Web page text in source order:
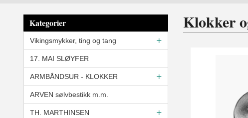
Kategorier
Vikingsmykker, ting og tang
17. MAI SLØYFER
ARMBÅNDSUR - KLOKKER
ARVEN sølvbestikk m.m.
TH. MARTHINSEN
Klokker